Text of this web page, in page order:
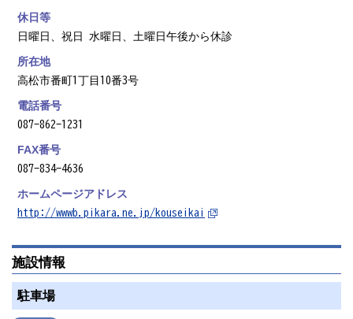
休日等
日曜日、祝日 水曜日、土曜日午後から休診
所在地
高松市番町1丁目10番3号
電話番号
087-862-1231
FAX番号
087-834-4636
ホームページアドレス
http://wwwb.pikara.ne.jp/kouseikai
施設情報
駐車場